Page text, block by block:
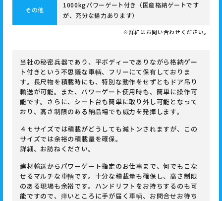
その他
1000kgパワーゲート付き（国産格納ゲートです
が、充分な揚力あります）
※詳細はお問い合わせください。
当社の秘密兵器であり、平ボディーでありながら格納ゲー
ト付きという不思議な車輌、フリーにて保有しておりま
す。長尺物を積載時にも、特別な動作をせずともドア吊り
輸送が可能。また、パワーゲート使用時も、簡単に操作可
能です。さらに、シート台も簡単に取り外し可能となって
おり、高さ制限のある納品場でも威力を発揮します。
４ｔサイズでは積載がどうしても減トンされますが、この
サイズでは余裕の積載量を確保。
詳細、お訪ねください。
建材輸送からパワーゲート指定のお仕事まで、何でもこな
せるマルチな車輌です。十分な積載量も確保し、高さ制限
のある現場も余裕です。ハンドリフトをお持ちするのも可
能ですので、痒いところに手が届く車輌、お問合せお待ち